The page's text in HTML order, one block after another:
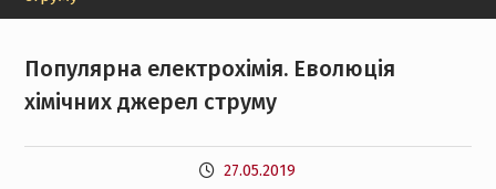
Популярна електрохімія. Еволюція
хімічних джерел струму
27.05.2019